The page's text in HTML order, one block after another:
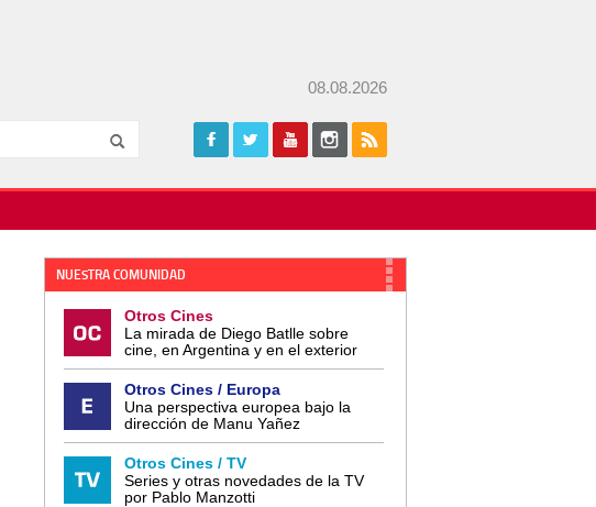
08.08.2026
NUESTRA COMUNIDAD
Otros Cines
La mirada de Diego Batlle sobre
cine, en Argentina y en el exterior
Otros Cines / Europa
Una perspectiva europea bajo la
dirección de Manu Yañez
Otros Cines / TV
Series y otras novedades de la TV
por Pablo Manzotti